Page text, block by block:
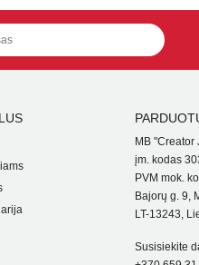
MB "Creator
įm. kodas
PVM mok.
Bajorų g. 9,
LT-13243,
Susisiekite